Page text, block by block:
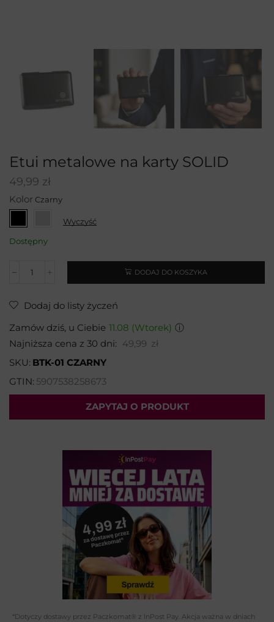
Etui metalowe na karty SOLID
49,99 zł
Kolor
Wyczyść
Dostępny
DODAJ DO KOSZYKA
Dodaj do listy życzeń
Zamów dziś, u Ciebie 11.08 (Wtorek) ⓘ
Najniższa cena z 30 dni:
49,99 zł
SKU: BTK-01 CZARNY
GTIN: 5907538258673
ZAPYTAJ O PRODUKT
Wybierz temat:
Imię i nazwisko*:
Adres email*:
*Dotyczy dostawy przez Paczkomat® z InPost Pay. Akcja ważna w dniach